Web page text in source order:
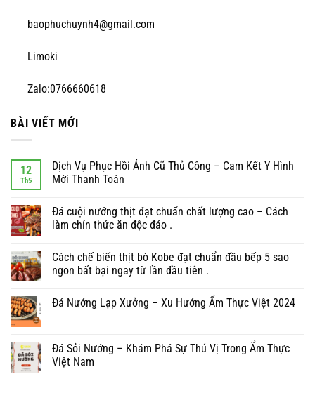
baophuchuynh4@gmail.com
Limoki
Zalo:0766660618
BÀI VIẾT MỚI
12
Th5
Dịch Vụ Phục Hồi Ảnh Cũ Thủ Công – Cam Kết Y Hình
Mới Thanh Toán
Đá cuội nướng thịt đạt chuẩn chất lượng cao – Cách
làm chín thức ăn độc đáo .
Cách chế biến thịt bò Kobe đạt chuẩn đầu bếp 5 sao
ngon bất bại ngay từ lần đầu tiên .
Đá Nướng Lạp Xưởng – Xu Hướng Ẩm Thực Việt 2024
Đá Sỏi Nướng – Khám Phá Sự Thú Vị Trong Ẩm Thực
Việt Nam